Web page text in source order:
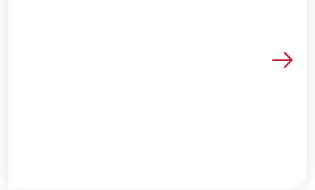
Voir les détails de la